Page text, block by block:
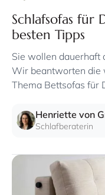
Schlafsofas für
besten Tipps
Sie wollen dauerhaft
Wir beantworten die
Thema Bettsofas für
Henriette von
Schlafberaterin